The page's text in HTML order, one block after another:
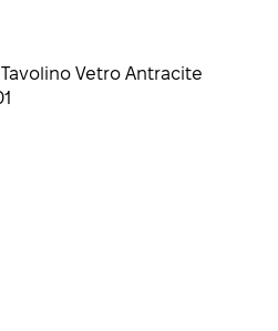
Vetro Antracite